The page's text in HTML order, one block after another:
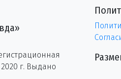
г. Выдано